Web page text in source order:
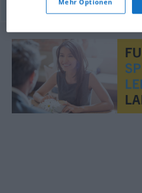
Mehr Optionen